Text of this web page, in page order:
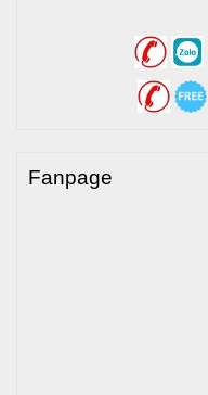
Fanpage